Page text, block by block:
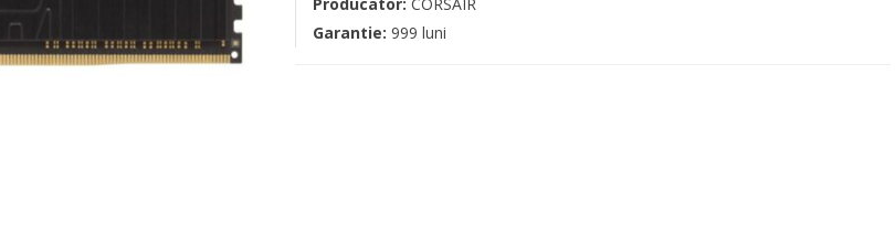
Garantie: 999 luni